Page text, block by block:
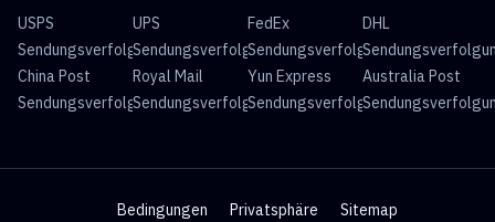
USPS
Sendungsverfolgung
UPS
Sendungsverfolgung
FedEx
Sendungsverfolgung
DHL
China Post
Sendungsverfolgung
Royal Mail
Sendungsverfolgung
Yun Express
Sendungsverfolgung
Australia Post
Bedingungen Privatsphäre
Sitemap